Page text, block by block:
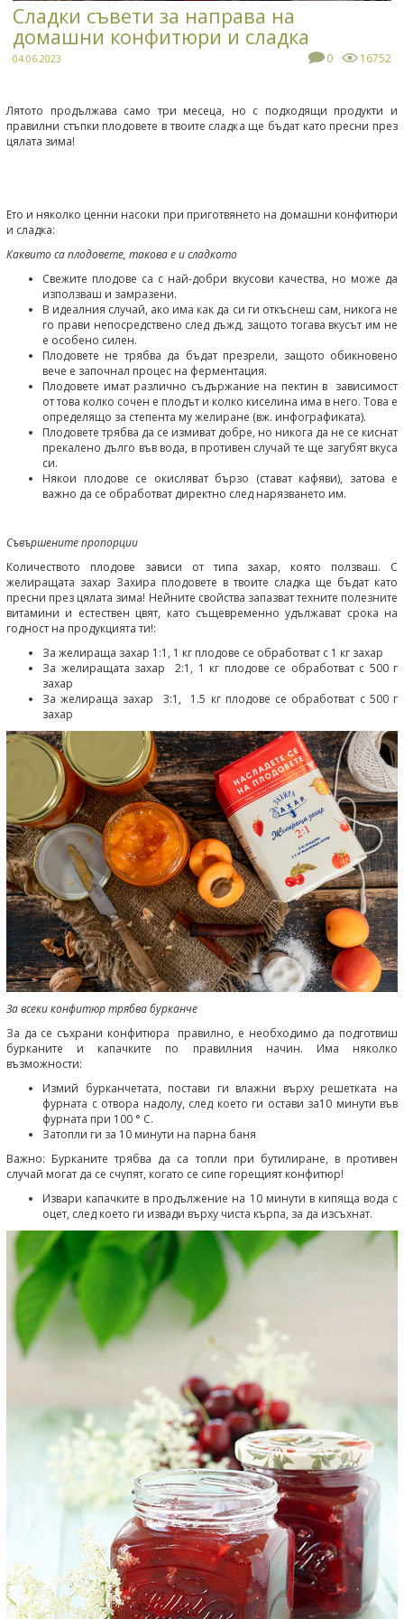
Сладки съвети за направа на
домашни конфитюри и сладка
04.06.2023 0 16752
Лятото продължава само три месеца, но с подходящи продукти и
правилни стъпки плодовете в твоите сладка ще бъдат като пресни през
цялата зима!
Ето и няколко ценни насоки при приготвянето на домашни конфитюри
и сладка:
Каквито са плодовете, такова е и сладкото
Свежите плодове са с най-добри вкусови качества, но може да
използваш и замразени.
В идеалния случай, ако има как да си ги откъснеш сам, никога не
го прави непосредствено след дъжд, защото тогава вкусът им не
е особено силен.
Плодовете не трябва да бъдат презрели, защото обикновено
вече е започнал процес на ферментация.
Плодовете имат различно съдържание на пектин в зависимост
от това колко сочен е плодът и колко киселина има в него. Това е
определящо за степента му желиране (вж. инфографиката).
Плодовете трябва да се измиват добре, но никога да не се киснат
прекалено дълго във вода, в противен случай те ще загубят вкуса
си.
Някои плодове се окисляват бързо (стават кафяви), затова е
важно да се обработват директно след нарязването им.
Съвършените пропорции
Количеството плодове зависи от типа захар, която ползваш. С
желиращата захар Захира плодовете в твоите сладка ще бъдат като
пресни през цялата зима! Нейните свойства запазват техните полезните
витамини и естествен цвят, като същевременно удължават срока на
годност на продукцията ти!:
За желираща захар 1:1, 1 кг плодове се обработват с 1 кг захар
За желиращата захар 2:1, 1 кг плодове се обработват с 500 г
захар
За желираща захар 3:1, 1.5 кг плодове се обработват с 500 г
захар
За всеки конфитюр трябва бурканче
За да се съхрани конфитюра правилно, е необходимо да подготвиш
бурканите и капачките по правилния начин. Има няколко
възможности:
Измий бурканчетата, постави ги влажни върху решетката на
фурната с отвора надолу, след което ги остави за10 минути във
фурната при 100 ° C.
Затопли ги за 10 минути на парна баня
Важно: Бурканите трябва да са топли при бутилиране, в противен
случай могат да се счупят, когато се сипе горещият конфитюр!
Извари капачките в продължение на 10 минути в кипяща вода с
оцет, след което ги извади върху чиста кърпа, за да изсъхнат.